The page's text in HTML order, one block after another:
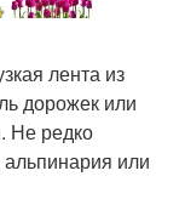
лента из
дорожек или
Не редко
альпинария или